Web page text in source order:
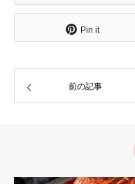
Pin it
前の記事